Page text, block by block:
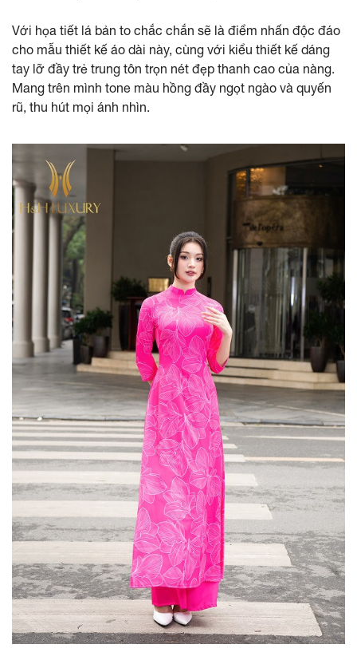
Với họa tiết lá bản to chắc chắn sẽ là điểm nhấn độc đáo
cho mẫu thiết kế áo dài này, cùng với kiểu thiết kế dáng
tay lỡ đầy trẻ trung tôn trọn nét đẹp thanh cao của nàng.
Mang trên mình tone màu hồng đầy ngọt ngào và quyến
rũ, thu hút mọi ánh nhìn.